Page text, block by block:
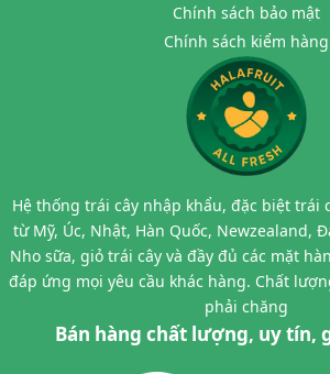
Chính sách bảo mật
Chính sách kiểm hàng
Hệ thống trái cây nhập khẩu, đặc biệt trái
từ Mỹ, Úc, Nhật, Hàn Quốc, Newzealand,
Nho sữa, giỏ trái cây và đầy đủ các mặt
đáp ứng mọi yêu cầu khác hàng. Chất
phải chăng
Bán hàng chất lượng, uy tín,